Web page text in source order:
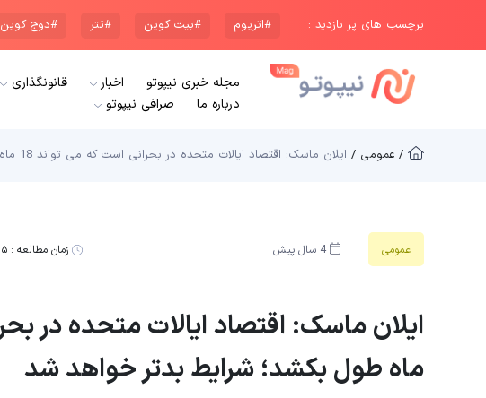
برچسب های پر بازدید : #اتریوم #بیت کوین #تتر #دوج کوین
مجله خبری نیپوتو اخبار قانونگذاری
درباره ما
صرافی نیپوتو
/ عمومی / ایلان ماسک: اقتصاد ایالات متحده در بحرانی است که می تواند 18 ماه طول بکشد؛ شرایط بدتر خواهد شد
عمومی 4 سال پیش زمان مطالعه :۵ دقیقه
ماه طول بکشد؛ شرایط بدتر خواهد شد